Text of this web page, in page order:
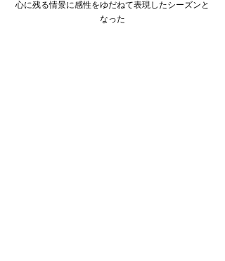
心に残る情景に感性をゆだねて表現したシーズンと
なった